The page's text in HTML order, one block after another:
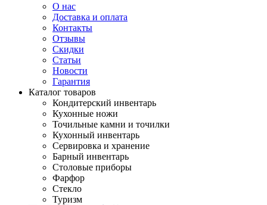
О нас
Доставка и оплата
Контакты
Отзывы
Скидки
Статьи
Новости
Гарантия
Каталог товаров
Кондитерский инвентарь
Кухонные ножи
Точильные камни и точилки
Кухонный инвентарь
Сервировка и хранение
Барный инвентарь
Столовые приборы
Фарфор
Стекло
Туризм